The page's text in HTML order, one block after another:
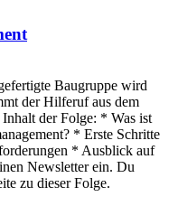
Baugruppe wird
der Hilferuf aus dem
der Folge: * Was ist
* Erste Schritte
* Ausblick auf
Newsletter ein. Du
zu dieser Folge.